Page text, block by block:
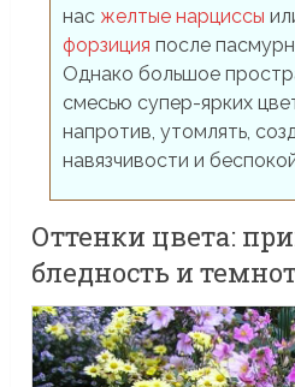
нас желтые нарциссы
форзиция после
Однако большое
смесью супер-ярких
напротив, утомлять,
навязчивости и
Оттенки цвета:
бледность и